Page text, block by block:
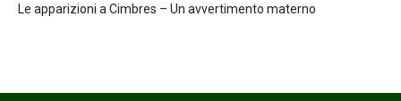
Le apparizioni a Cimbres – Un avvertimento materno